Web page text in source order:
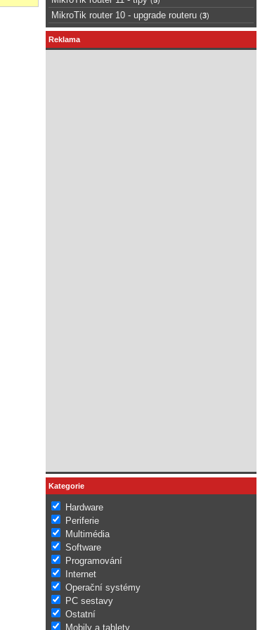
MikroTik router 10 - upgrade routeru (3)
Reklama
Kategorie
Hardware
Periferie
Multimédia
Software
Programování
Internet
Operační systémy
PC sestavy
Ostatní
Mobily a tablety